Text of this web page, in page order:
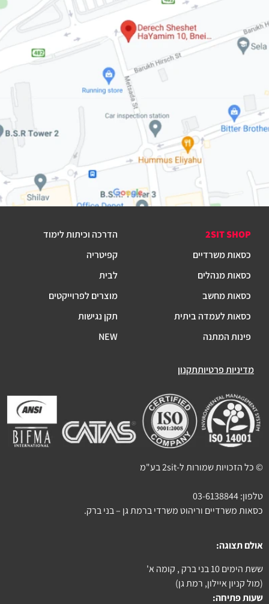
2SIT SHOP
כסאות משרדיים
כסאות מנהלים
כסאות מחשב
כסאות לעמדה ביתית
פינות המתנה
הדרכה וכיתות לימוד
קפיטריה
לבית
מוצרים לפרוייקטים
תקן נגישות
NEW
מדיניות פרטיותתקנון
© כל הזכויות שמורות ל-2sit בע"מ
טלפון:03-6138844
כסאות משרדיים וריהוט משרדי ברמת גן – בני ברק.
אולם תצוגה:
ששת הימים 10 בני ברק , קומה א'
(מול קניון איילון, רמת גן)
שעות פתיחה: